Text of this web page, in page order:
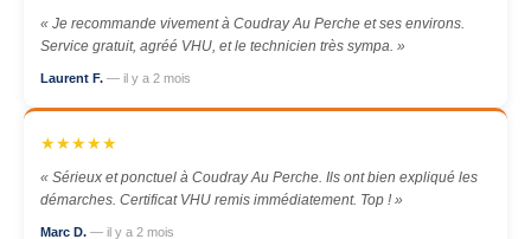
« Je recommande vivement à Coudray Au Perche et ses environs.
Service gratuit, agréé VHU, et le technicien très sympa. »
Laurent F. — il y a 2 mois
★★★★★
« Sérieux et ponctuel à Coudray Au Perche. Ils ont bien expliqué les
démarches. Certificat VHU remis immédiatement. Top ! »
Marc D. — il y a 2 mois